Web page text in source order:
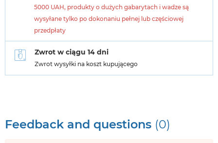
5000 UAH, produkty o dużych gabarytach i wadze są
wysyłane tylko po dokonaniu pełnej lub częściowej
przedpłaty
Zwrot w ciągu 14 dni
Zwrot wysyłki na koszt kupującego
Feedback and questions (0)